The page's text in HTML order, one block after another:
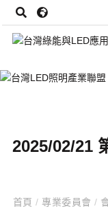
2025/02/21
首頁/ 專業委員會 /